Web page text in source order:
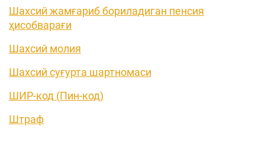
Шахсий жамғариб бориладиган пенсия
ҳисобварағи
Шахсий молия
Шахсий суғурта шартномаси
ШИР-код (Пин-код)
Штраф